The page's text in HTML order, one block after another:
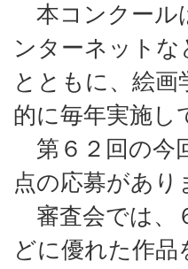
本コンクール
ンターネット
とともに、絵
的に毎年実施し
第６２回の今
点の応募があり
審査会では、
どに優れた作品